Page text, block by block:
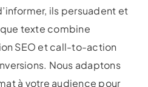
ils persuadent et
texte combine
SEO et call-to-action
Nous adaptons
à votre audience pour